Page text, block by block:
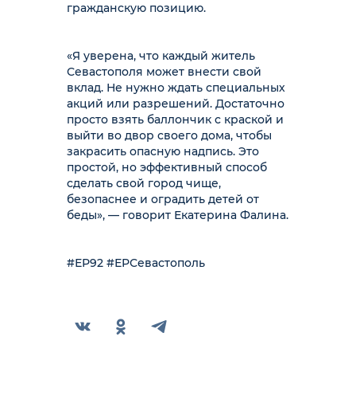
гражданскую позицию.
«Я уверена, что каждый житель
Севастополя может внести свой
вклад. Не нужно ждать специальных
акций или разрешений. Достаточно
просто взять баллончик с краской и
выйти во двор своего дома, чтобы
закрасить опасную надпись. Это
простой, но эффективный способ
сделать свой город чище,
безопаснее и оградить детей от
беды», — говорит Екатерина Фалина.
#ЕР92 #ЕРСевастополь